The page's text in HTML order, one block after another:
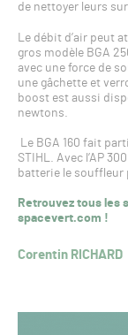
de nettoyer leurs
Le débit d’air peut
gros modèle BGA
avec une force de
une gâchette et
boost est aussi
newtons.
Le BGA 160 fait
STIHL. Avec l’AP
batterie le souffleur
Retrouvez tous les
spacevert.com !
Corentin RICHARD